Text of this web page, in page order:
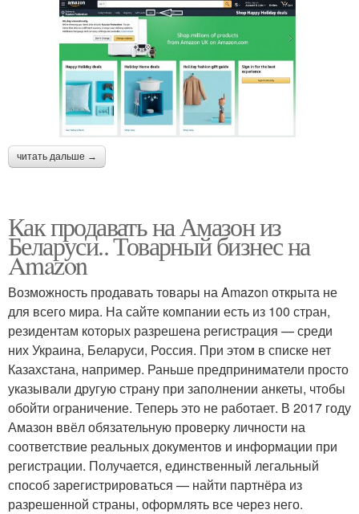
читать дальше →
Как продавать на Амазон из
Беларуси.. Товарный бизнес на
Amazon
Возможность продавать товары на Amazon открыта не
для всего мира. На сайте компании есть из 100 стран,
резидентам которых разрешена регистрация — среди
них Украина, Беларуси, Россия. При этом в списке нет
Казахстана, например. Раньше предприниматели просто
указывали другую страну при заполнении анкеты, чтобы
обойти ограничение. Теперь это не работает. В 2017 году
Амазон ввёл обязательную проверку личности на
соответствие реальных документов и информации при
регистрации. Получается, единственный легальный
способ зарегистрироваться — найти партнёра из
разрешенной страны, оформлять все через него.